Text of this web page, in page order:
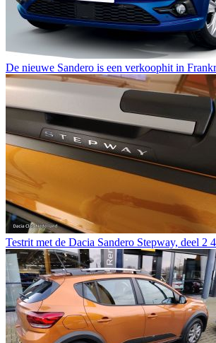
De nieuwe Sandero is een verkoophit in
Testrit met de Dacia Sandero Stepway, deel 2